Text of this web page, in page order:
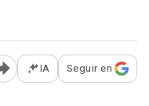
Abrir opciones para
IA Seguir en